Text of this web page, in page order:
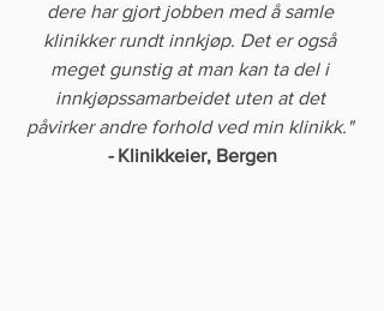
dere har gjort jobben med å samle
klinikker rundt innkjøp. Det er også
meget gunstig at man kan ta del i
innkjøpssamarbeidet uten at det
påvirker andre forhold ved min klinikk."
- Klinikkeier, Bergen